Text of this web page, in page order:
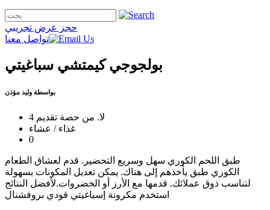
حجز عرض تجريبي
تواصل معنا
بولجوجي كيمتشي سباغيتي
بواسطة وليد مؤذن
لا. من حصة تقديم 4
غذاء / عشاء
0
طبق اللحم الكوري سهل وسريع التحضير. قدم لعشاق الطعام
الكوري طبق يأخذهم إلى هناك. يمكن تعديل المكونات بسهولة
لتناسب ذوق عملائك. قدمها مع الأرز أو الخضروات.لأفضل النتائج
استخدم مكرونة إسباغيتي قودي بروفشنال